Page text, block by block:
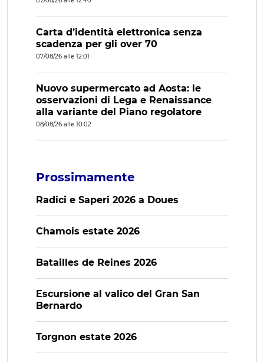
Carta d’identità elettronica senza
scadenza per gli over 70
07/08/26 alle 12:01
Nuovo supermercato ad Aosta: le
osservazioni di Lega e Renaissance
alla variante del Piano regolatore
08/08/26 alle 10:02
Prossimamente
Radici e Saperi 2026 a Doues
Chamois estate 2026
Batailles de Reines 2026
Escursione al valico del Gran San
Bernardo
Torgnon estate 2026